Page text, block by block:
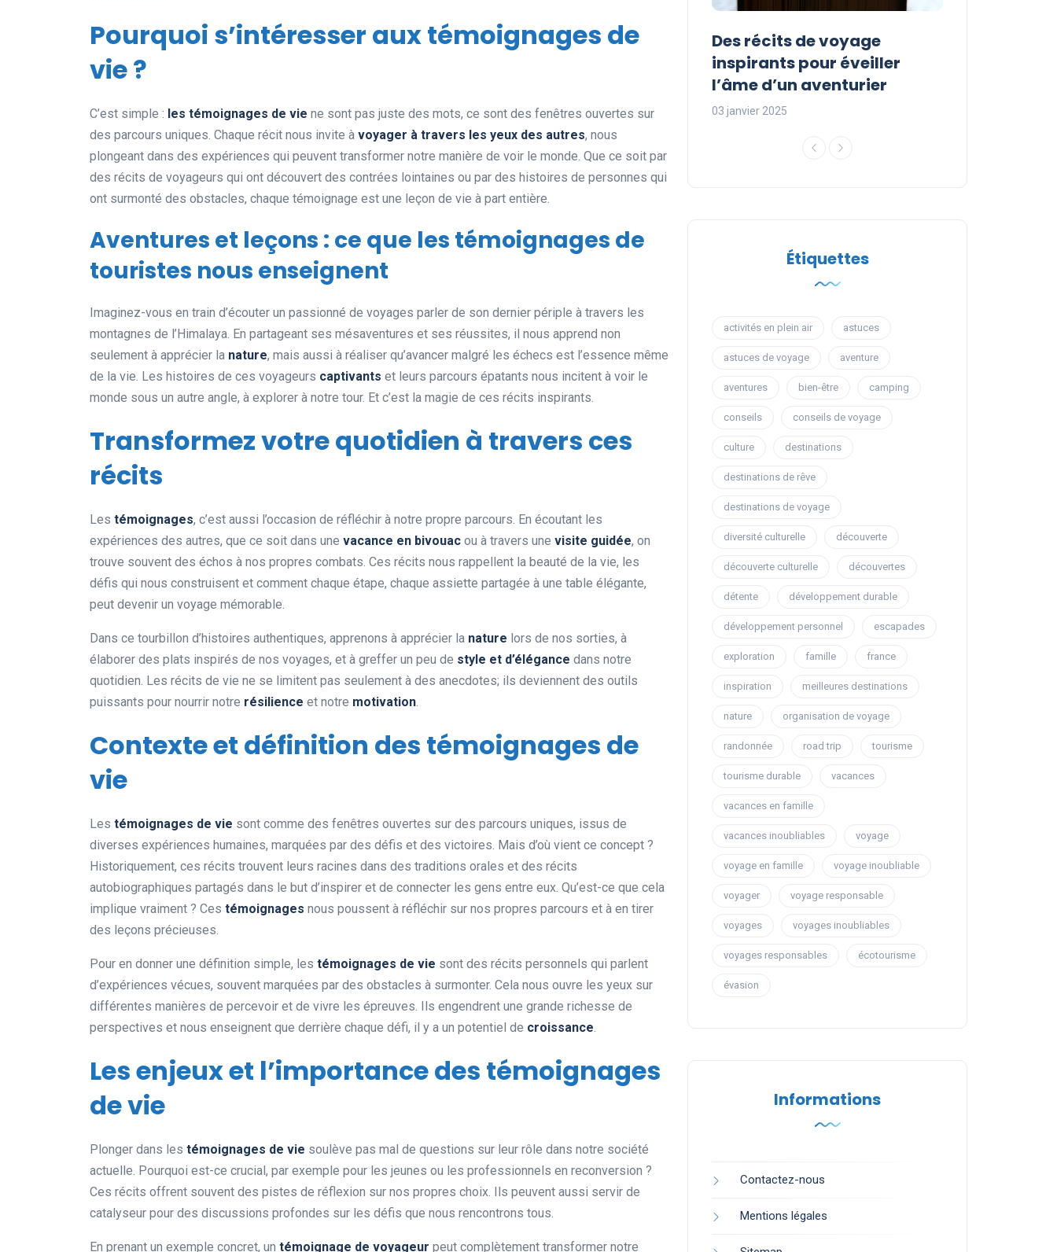
Pourquoi s’intéresser aux témoignages de
vie ?
C’est simple : les témoignages de vie ne sont pas juste des mots, ce sont des fenêtres ouvertes sur
des parcours uniques. Chaque récit nous invite à voyager à travers les yeux des autres, nous
plongeant dans des expériences qui peuvent transformer notre manière de voir le monde. Que ce soit par
des récits de voyageurs qui ont découvert des contrées lointaines ou par des histoires de personnes qui
ont surmonté des obstacles, chaque témoignage est une leçon de vie à part entière.
Aventures et leçons : ce que les témoignages de
touristes nous enseignent
Imaginez-vous en train d’écouter un passionné de voyages parler de son dernier périple à travers les
montagnes de l’Himalaya. En partageant ses mésaventures et ses réussites, il nous apprend non
seulement à apprécier la nature, mais aussi à réaliser qu’avancer malgré les échecs est l’essence même
de la vie. Les histoires de ces voyageurs captivants et leurs parcours épatants nous incitent à voir le
monde sous un autre angle, à explorer à notre tour. Et c’est la magie de ces récits inspirants.
Transformez votre quotidien à travers ces
récits
Les témoignages, c’est aussi l’occasion de réfléchir à notre propre parcours. En écoutant les
expériences des autres, que ce soit dans une vacance en bivouac ou à travers une visite guidée, on
trouve souvent des échos à nos propres combats. Ces récits nous rappellent la beauté de la vie, les
défis qui nous construisent et comment chaque étape, chaque assiette partagée à une table élégante,
peut devenir un voyage mémorable.
Dans ce tourbillon d’histoires authentiques, apprenons à apprécier la nature lors de nos sorties, à
élaborer des plats inspirés de nos voyages, et à greffer un peu de style et d’élégance dans notre
quotidien. Les récits de vie ne se limitent pas seulement à des anecdotes; ils deviennent des outils
puissants pour nourrir notre résilience et notre motivation.
Contexte et définition des témoignages de
vie
Les témoignages de vie sont comme des fenêtres ouvertes sur des parcours uniques, issus de
diverses expériences humaines, marquées par des défis et des victoires. Mais d’où vient ce concept ?
Historiquement, ces récits trouvent leurs racines dans des traditions orales et des récits
autobiographiques partagés dans le but d’inspirer et de connecter les gens entre eux. Qu’est-ce que cela
implique vraiment ? Ces témoignages nous poussent à réfléchir sur nos propres parcours et à en tirer
des leçons précieuses.
Pour en donner une définition simple, les témoignages de vie sont des récits personnels qui parlent
d’expériences vécues, souvent marquées par des obstacles à surmonter. Cela nous ouvre les yeux sur
différentes manières de percevoir et de vivre les épreuves. Ils engendrent une grande richesse de
perspectives et nous enseignent que derrière chaque défi, il y a un potentiel de croissance.
Les enjeux et l’importance des témoignages
de vie
Plonger dans les témoignages de vie soulève pas mal de questions sur leur rôle dans notre société
actuelle. Pourquoi est-ce crucial, par exemple pour les jeunes ou les professionnels en reconversion ?
Ces récits offrent souvent des pistes de réflexion sur nos propres choix. Ils peuvent aussi servir de
catalyseur pour des discussions profondes sur les défis que nous rencontrons tous.
En prenant un exemple concret, un témoignage de voyageur peut complètement transformer notre
Les vacances sur mesure :
03 janvier 2025
Des récits de voyage
inspirants pour éveiller
l’âme d’un aventurier
03 janvier 2025
Étiquettes
activités en plein air astuces
astuces de voyage aventure
aventures bien-être camping
conseils conseils de voyage
culture destinations
destinations de rêve
destinations de voyage
diversité culturelle découverte
découverte culturelle découvertes
détente développement durable
développement personnel escapades
exploration famille france
inspiration meilleures destinations
nature organisation de voyage
randonnée road trip tourisme
tourisme durable vacances
vacances en famille
vacances inoubliables voyage
voyage en famille voyage inoubliable
voyager voyage responsable
voyages voyages inoubliables
voyages responsables écotourisme
évasion
Informations
Contactez-nous
Mentions légales